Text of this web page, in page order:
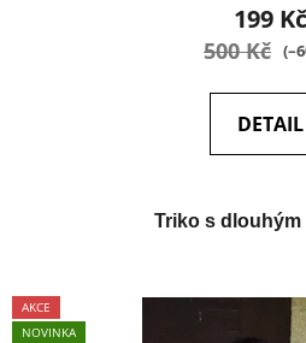
199 Kč
500 Kč
DETAIL
Triko s dlouhým
AKCE
NOVINKA